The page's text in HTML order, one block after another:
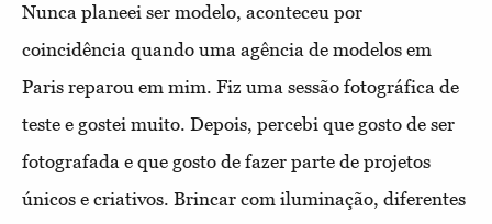
Nunca planeei ser modelo, aconteceu por
coincidência quando uma agência de modelos em
Paris reparou em mim. Fiz uma sessão fotográfica de
teste e gostei muito. Depois, percebi que gosto de ser
fotografada e que gosto de fazer parte de projetos
únicos e criativos. Brincar com iluminação, diferentes